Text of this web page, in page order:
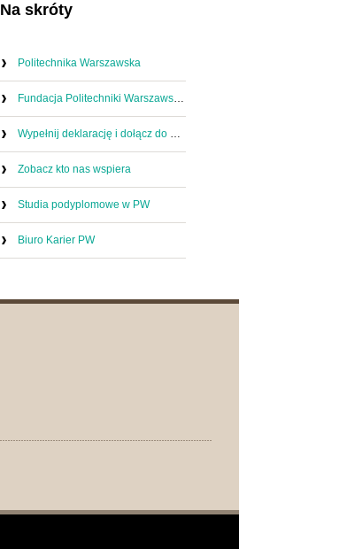
Na skróty
Politechnika Warszawska
Fundacja Politechniki Warszawskiej
Wypełnij deklarację i dołącz do nas
Zobacz kto nas wspiera
Studia podyplomowe w PW
Biuro Karier PW